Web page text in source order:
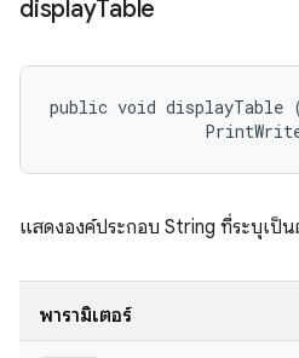
displayTable
public void
แสดงองค์ประกอบ String ที่ระบุเป็
พารามิเตอร์